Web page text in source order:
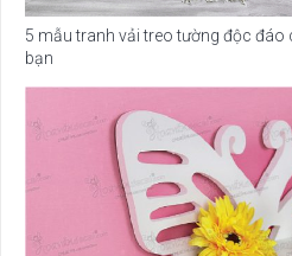
5 mẫu tranh vải treo tường độc đáo
bạn